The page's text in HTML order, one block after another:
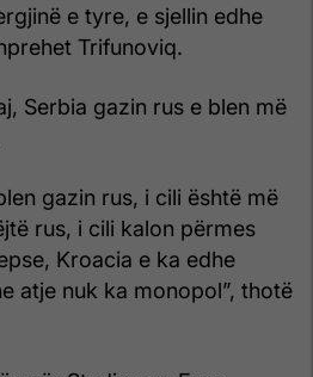
e tyre, e sjellin edhe
Trifunoviq.
Serbia gazin rus e blen më
gazin rus, i cili është më
rus, i cili kalon përmes
Kroacia e ka edhe
atje nuk ka monopol”, thotë